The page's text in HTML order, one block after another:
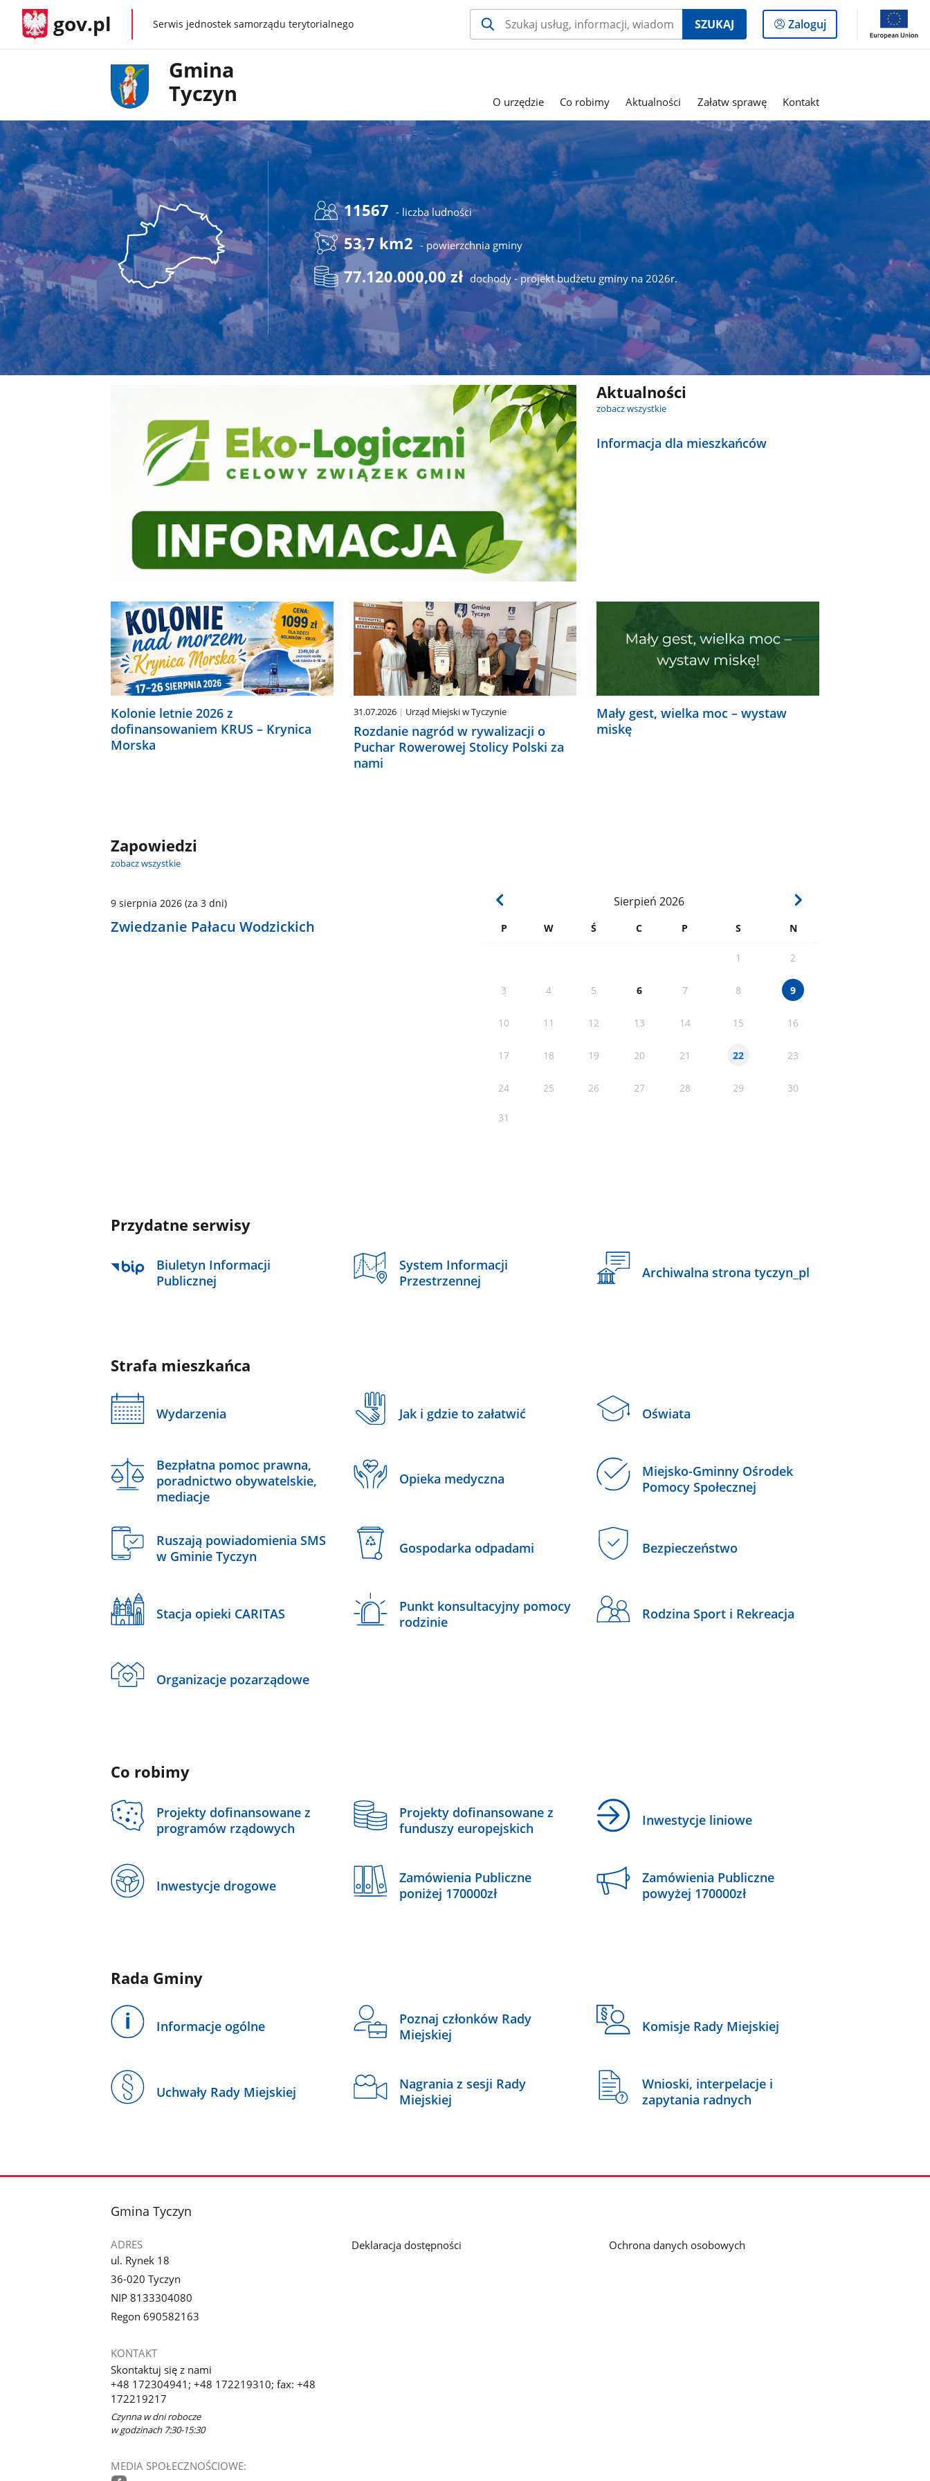
gov.pl gov.plSerwis jednostek samorządu terytorialnego SZUKAJ
Logowanie
do
Zaloguj
Gmina
Tyczyn
O urzędzie Co robimy Aktualności Załatw sprawę Kontakt
11567 - liczba ludności
53,7 km2 - powierzchnia gminy
77.120.000,00 zł dochody - projekt budżetu gminy na 2026r.
Aktualności
zobacz wszystkie
Informacja dla mieszkańców
Kolonie letnie 2026 z
dofinansowaniem KRUS – Krynica
Morska
31.07.2026 Urząd Miejski w Tyczynie
Rozdanie nagród w rywalizacji o
Puchar Rowerowej Stolicy Polski za
nami
Mały gest, wielka moc – wystaw
miskę
Zapowiedzi
zobacz wszystkie
Sierpień 2026
P W Ś C P S N
1 2
3 4 5 6 7 8 9
10 11 12 13 14 15 16
17 18 19 20 21 22 23
24 25 26 27 28 29 30
31
9 sierpnia 2026(za 3 dni)
Zwiedzanie Pałacu Wodzickich
Przydatne serwisy
Biuletyn Informacji
Publicznej
System Informacji
Przestrzennej
Archiwalna strona tyczyn_pl
Strafa mieszkańca
Wydarzenia Jak i gdzie to załatwić Oświata
Bezpłatna pomoc prawna,
poradnictwo obywatelskie,
mediacje
Opieka medyczna
Miejsko-Gminny Ośrodek
Pomocy Społecznej
Ruszają powiadomienia SMS
w Gminie Tyczyn
Gospodarka odpadami Bezpieczeństwo
Stacja opieki CARITAS
Punkt konsultacyjny pomocy
rodzinie
Rodzina Sport i Rekreacja
Organizacje pozarządowe
Co robimy
Projekty dofinansowane z
programów rządowych
Projekty dofinansowane z
funduszy europejskich
Inwestycje liniowe
Inwestycje drogowe
Zamówienia Publiczne
poniżej 170000zł
Zamówienia Publiczne
powyżej 170000zł
Rada Gminy
Informacje ogólne
Poznaj członków Rady
Miejskiej
Komisje Rady Miejskiej
Uchwały Rady Miejskiej
Nagrania z sesji Rady
Miejskiej
Wnioski, interpelacje i
zapytania radnych
stopka
Gmina Tyczyn
ADRES
ul. Rynek 18
36-020 Tyczyn
NIP 8133304080
Regon 690582163
KONTAKT
Skontaktuj się z nami
+48 172304941; +48 172219310; fax: +48
172219217
Czynna w dni robocze
w godzinach 7:30-15:30
MEDIA SPOŁECZNOŚCIOWE:
Deklaracja dostępności Ochrona danych osobowych